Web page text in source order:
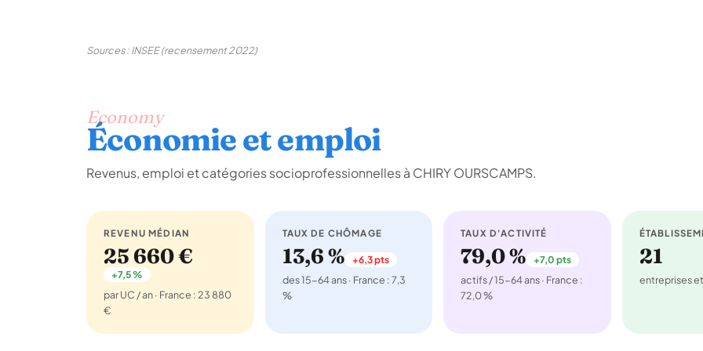
Sources : INSEE (recensement 2022)
Economy
Économie et emploi
Revenus, emploi et catégories socioprofessionnelles à CHIRY OURSCAMPS.
REVENU MÉDIAN
25 660 €
+7,5 %
par UC / an · France : 23 880
€
TAUX DE CHÔMAGE
13,6 % +6,3 pts
des 15-64 ans · France : 7,3
%
TAUX D'ACTIVITÉ
79,0 % +7,0 pts
actifs / 15-64 ans · France :
72,0 %
21
entreprises